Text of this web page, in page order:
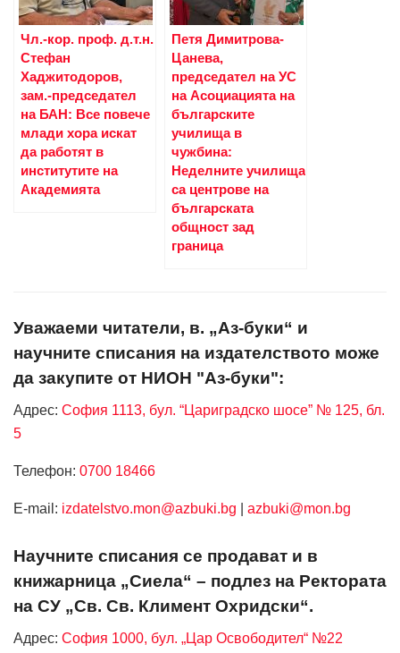
Чл.-кор. проф. д.т.н.
Стефан
Хаджитодоров,
зам.-председател
на БАН: Все повече
млади хора искат
да работят в
институтите на
Академията
Петя Димитрова-
Цанева,
председател на УС
на Асоциацията на
българските
училища в
чужбина:
Неделните училища
са центрове на
българската
общност зад
граница
Уважаеми читатели, в. „Аз-буки“ и
научните списания на издателството може
да закупите от НИОН "Аз-буки":
Адрес: София 1113, бул. “Цариградско шосе” № 125, бл.
5
Телефон: 0700 18466
Е-mail: izdatelstvo.mon@azbuki.bg azbuki@mon.bg
Научните списания се продават и в
книжарница „Сиела“ – подлез на Ректората
на СУ „Св. Св. Климент Охридски“.
Адрес: София 1000, бул. „Цар Освободител“ №22